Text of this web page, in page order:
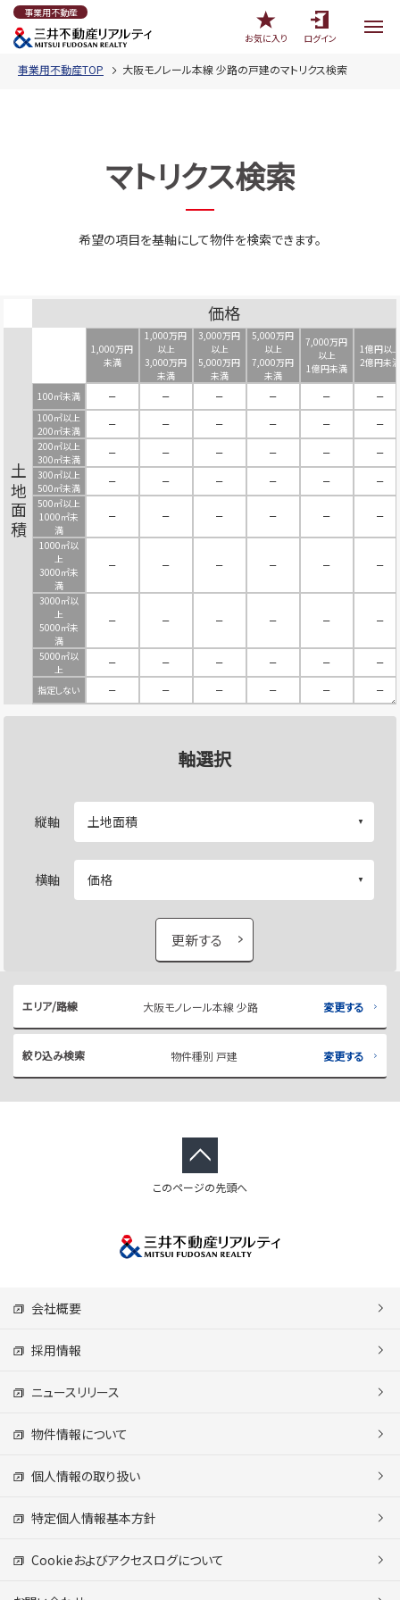
事業用不動産
お気に入り
ログイン
事業用不動産TOP 大阪モノレール本線 少路の戸建のマトリクス検索
マトリクス検索
希望の項目を基軸にして物件を検索できます。
価格
土地面積
1,000万円
未満
1,000万円
以上
3,000万円
未満
3,000万円
以上
5,000万円
未満
5,000万円
以上
7,000万円
未満
7,000万円
以上
1億円未満
1億円以上
2億円未満
100㎡未満 － － － － －
－
100㎡以上
200㎡未満
－ － － － －
－
200㎡以上
300㎡未満
－ － － － －
－
300㎡以上
500㎡未満
－ － － － －
－
500㎡以上
1000㎡未
満
－ － － － － －
1000㎡以
上
3000㎡未
満
－ － － － － －
3000㎡以
上
5000㎡未
満
－ － － － － －
5000㎡以
上
－ － － － － －
指定しない － － － － － －
軸選択
縦軸
横軸
更新する
エリア/路線 大阪モノレール本線 少路 変更する
絞り込み検索 物件種別 戸建 変更する
このページの先頭へ
会社概要
採用情報
ニュースリリース
物件情報について
個人情報の取り扱い
特定個人情報基本方針
Cookieおよびアクセスログについて